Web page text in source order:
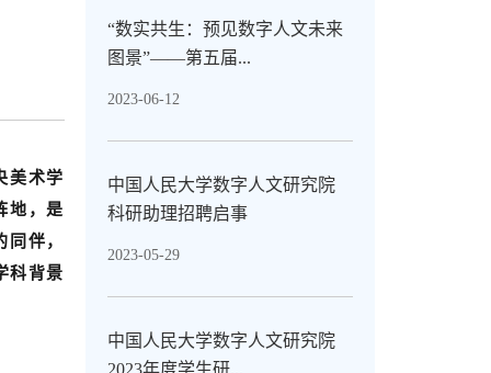
美术学
地，是
伴，
科背景
“数实共生：预见数字人文未来
图景”——第五届...
2023-06-12
中国人民大学数字人文研究院
科研助理招聘启事
2023-05-29
中国人民大学数字人文研究院
2023年度学生研...